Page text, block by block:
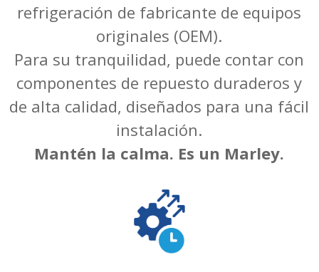
refrigeración de fabricante de equipos
originales (OEM).
Para su tranquilidad, puede contar con
componentes de repuesto duraderos y
de alta calidad, diseñados para una fácil
instalación.
Mantén la calma. Es un Marley.